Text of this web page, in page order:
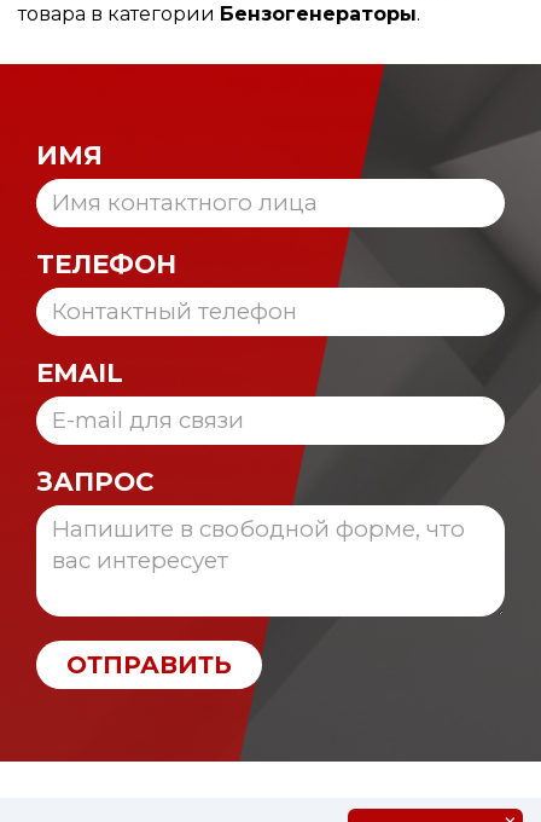
товара в категории Бензогенераторы.
ИМЯ
ТЕЛЕФОН
EMAIL
ЗАПРОС
ОТПРАВИТЬ